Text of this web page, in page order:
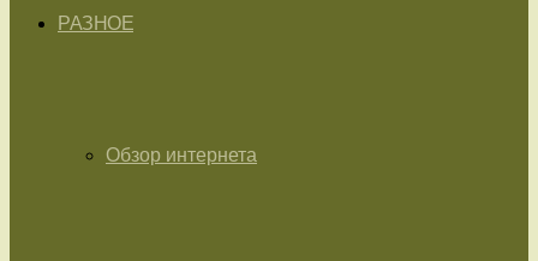
РАЗНОЕ
Обзор интернета